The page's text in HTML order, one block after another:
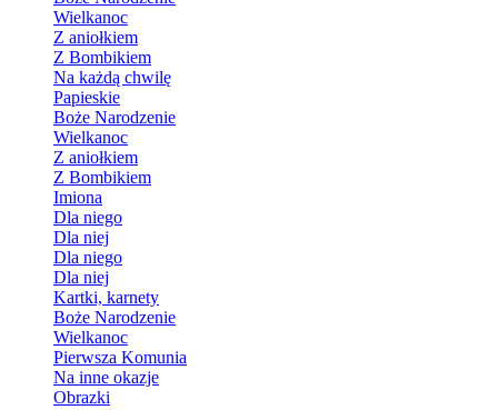
Wielkanoc
Z aniołkiem
Z Bombikiem
Na każdą chwilę
Papieskie
Boże Narodzenie
Wielkanoc
Z aniołkiem
Z Bombikiem
Imiona
Dla niego
Dla niej
Dla niego
Dla niej
Kartki, karnety
Boże Narodzenie
Wielkanoc
Pierwsza Komunia
Na inne okazje
Obrazki